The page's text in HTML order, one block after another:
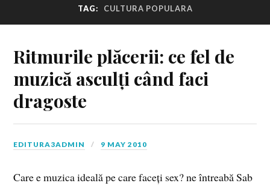
TAG: CULTURA POPULARA
Ritmurile plăcerii: ce fel de
muzică asculți când faci
dragoste
EDITURA3ADMIN 9 MAY 2010
Care e muzica ideală pe care faceți sex? ne întreabă Sab